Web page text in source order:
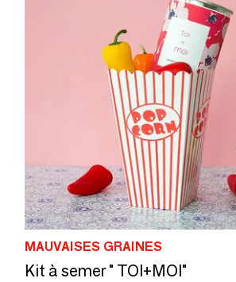
MAUVAISES GRAINES
Kit à semer " TOI+MOI"